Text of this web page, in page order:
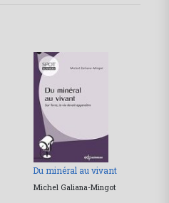
Du minéral au vivant
Michel Galiana-Mingot